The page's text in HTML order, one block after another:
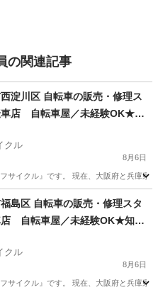
の関連記事
西淀川区 自転車の販売・修理ス
店 自転車屋／未経験OK★知
は月収25万円以上可能★
クル
8月6日
サイクル』です。 現在、大阪府と兵庫
福島区 自転車の販売・修理スタ
自転車屋／未経験OK★知識
月収25万円以上可能★
クル
8月6日
サイクル』です。 現在、大阪府と兵庫